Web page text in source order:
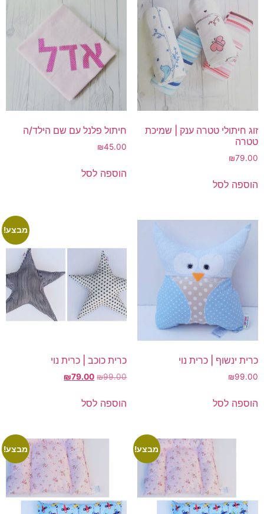
זוג חיתולי טטרה ענק | שמיכת
טטרה
₪79.00
הוספה לסל
חיתול פלנל עם שם הילד/ה
₪45.00
הוספה לסל
כרית ינשוף | כרית נוי
₪99.00
הוספה לסל
מבצע!
כרית כוכב | כרית נוי
₪99.00
המחיר
היה:
₪79.00
המחיר
הוספה לסל
מבצע! מבצע!